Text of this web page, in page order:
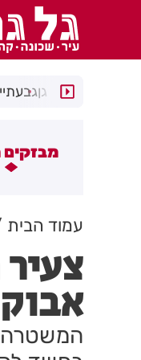
רמת גן
מבזקים
הולכת רגל נפגעה מרכב
עמוד הבית